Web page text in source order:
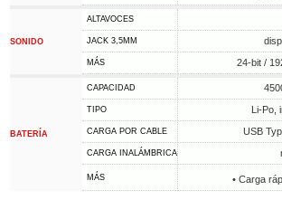
SONIDO
ALTAVOCES
JACK 3,5MM
MÁS 24-bit /
BATERÍA
CAPACIDAD
TIPO Li-Po,
CARGA POR CABLE USB
CARGA INALÁMBRICA
MÁS • Carga